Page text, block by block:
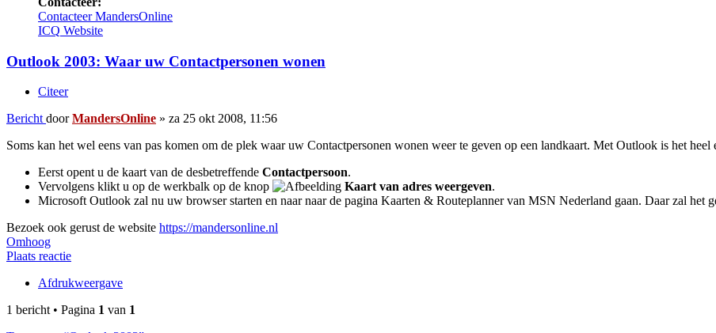
Contacteer MandersOnline
ICQ Website
Outlook 2003: Waar uw Contactpersonen wonen
Citeer
Bericht doorMandersOnline » za 25 okt 2008, 11:56
Soms kan het wel eens van pas komen om de plek waar uw Contactpersonen wonen weer te geven op een landkaart. Met Outlook is het heel
Eerst opent u de kaart van de desbetreffende Contactpersoon.
Vervolgens klikt u op de werkbalk op de knop
Kaart van adres weergeven.
Microsoft Outlook zal nu uw browser starten en naar naar de pagina Kaarten & Routeplanner van MSN Nederland gaan. Daar zal het
Bezoek ook gerust de website https://mandersonline.nl
Omhoog
Plaats reactie
Afdrukweergave
1 bericht • Pagina 1 van 1